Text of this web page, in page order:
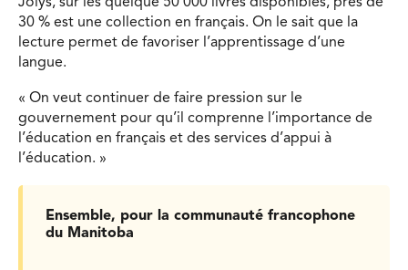
30 % est une collection en français. On le sait que la
lecture permet de favoriser l’apprentissage d’une
langue.
« On veut continuer de faire pression sur le
gouvernement pour qu’il comprenne l’importance de
l’éducation en français et des services d’appui à
l’éducation. »
Ensemble, pour la communauté francophone
du Manitoba